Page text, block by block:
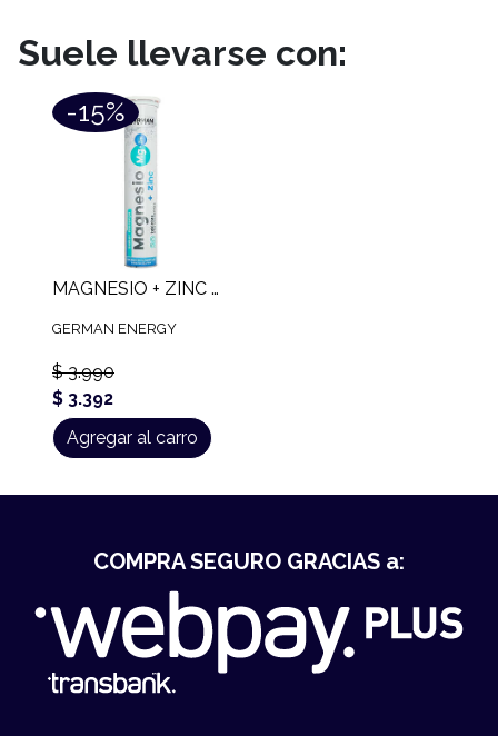
Suele llevarse con:
-15%
MAGNESIO + ZINC GERMAN 20 TABS
GERMAN ENERGY
$ 3.990
$ 3.392
Agregar al carro
COMPRA SEGURO GRACIAS a: